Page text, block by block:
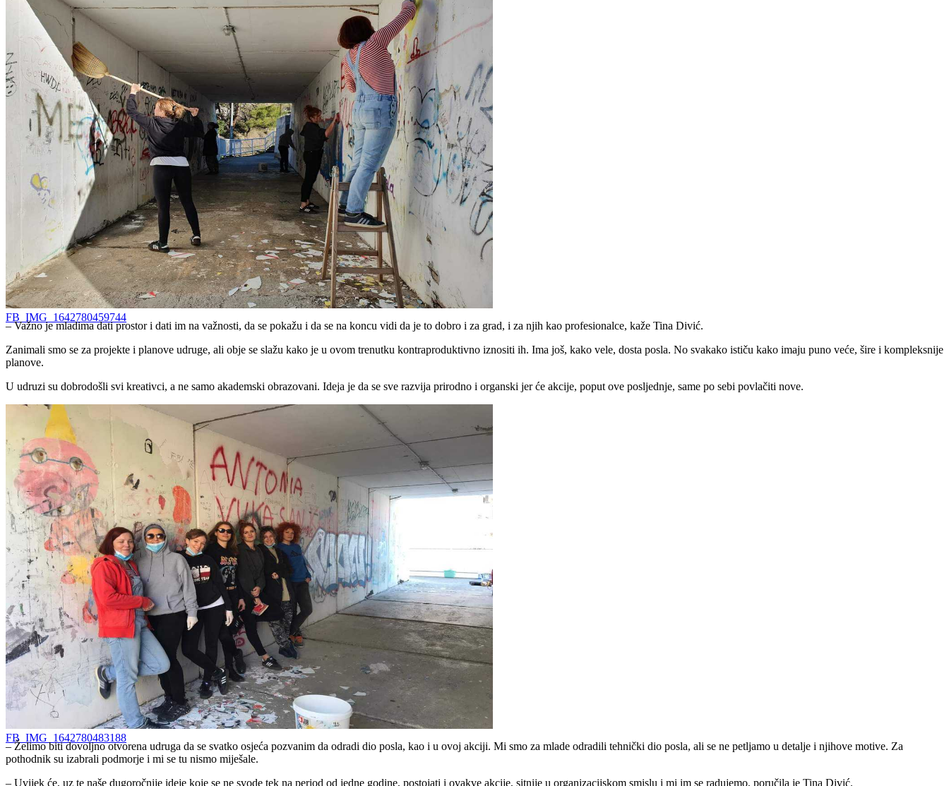
FB_IMG_1642780459744
– Važno je mladima dati prostor i dati im na važnosti, da se pokažu i da se na koncu vidi da je to dobro i za grad, i za njih kao profesionalce, kaže Tina Divić.
Zanimali smo se za projekte i planove udruge, ali obje se slažu kako je u ovom trenutku kontraproduktivno iznositi ih. Ima još, kako vele, dosta posla. No svakako ističu kako imaju puno veće, šire i kompleksnije
planove.
U udruzi su dobrodošli svi kreativci, a ne samo akademski obrazovani. Ideja je da se sve razvija prirodno i organski jer će akcije, poput ove posljednje, same po sebi povlačiti nove.
FB_IMG_1642780483188
– Želimo biti dovoljno otvorena udruga da se svatko osjeća pozvanim da odradi dio posla, kao i u ovoj akciji. Mi smo za mlade odradili tehnički dio posla, ali se ne petljamo u detalje i njihove motive. Za
pothodnik su izabrali podmorje i mi se tu nismo miješale.
– Uvijek će, uz te naše dugoročnije ideje koje se ne svode tek na period od jedne godine, postojati i ovakve akcije, sitnije u organizacijskom smislu i mi im se radujemo, poručila je Tina Divić.